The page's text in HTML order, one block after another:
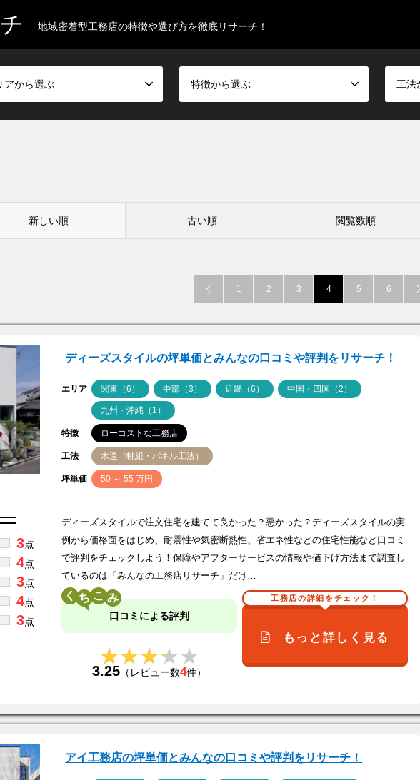
地域密着型工務店の特徴や選び方を徹底リサーチ！
アから選ぶ 特徴から選ぶ 工法
新しい順 古い順 閲覧数順
 1 2 3 4 5 6 
ディーズスタイルの坪単価とみんなの口コミや評判をリサーチ！
エリア 関東（6） 中部（3） 近畿（6） 中国・四国（2）
九州・沖縄（1）
特徴 ローコストな工務店
工法 木造（軸組・パネル工法）
坪単価 50 ～ 55 万円
3点
4点
3点
4点
3点
ディーズスタイルで注文住宅を建てて良かった？悪かった？ディーズスタイルの実
例から価格面をはじめ、耐震性や気密断熱性、省エネ性などの住宅性能など口コミ
で評判をチェックしよう！保障やアフターサービスの情報や値下げ方法まで調査し
ているのは「みんなの工務店リサーチ」だけ…
く こ
口コミによる評判
★★★★★
★★★★★
3.25 （レビュー数4件）
工務店の詳細をチェック！
もっと詳しく見る
アイ工務店の坪単価とみんなの口コミや評判をリサーチ！